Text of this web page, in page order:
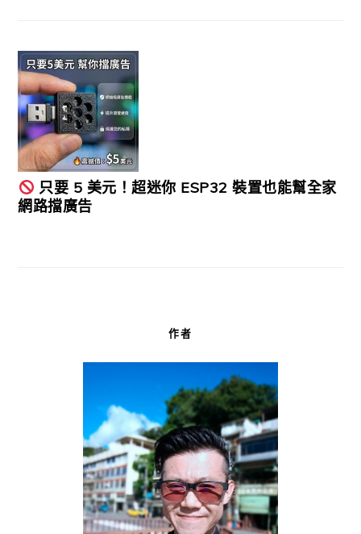
只要 5 美元！超迷你 ESP32 裝置也能幫全家
網路擋廣告
作者